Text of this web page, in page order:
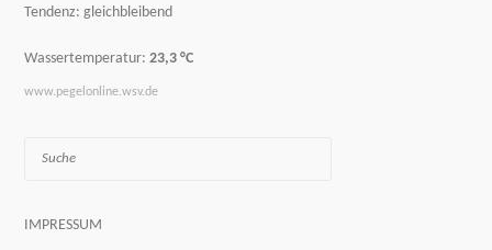
Tendenz: gleichbleibend
Wassertemperatur:23,3 °C
www.pegelonline.wsv.de
IMPRESSUM